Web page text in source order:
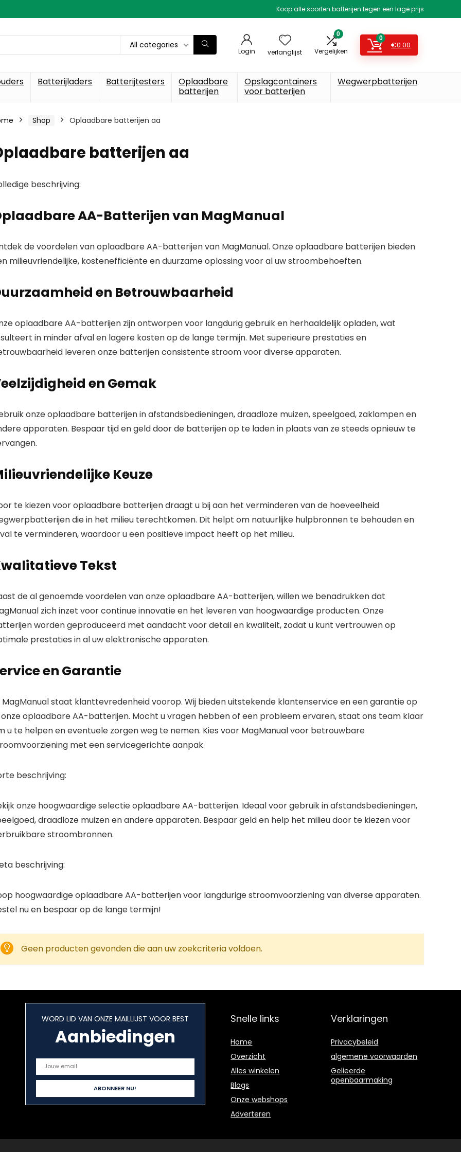
Koop alle soorten batterijen tegen een lage prijs
All categories
Login verlanglijst
0
Vergelijken
0
€0.00
Batterijladers Batterijtesters
Oplaadbare
batterijen
Opslagcontainers
voor batterijen
Wegwerpbatterijen
Shop Oplaadbare batterijen aa
batterijen aa
beschrijving:
AA-Batterijen van MagManual
de voordelen van oplaadbare AA-batterijen van MagManual. Onze oplaadbare batterijen bieden
milieuvriendelijke, kostenefficiënte en duurzame oplossing voor al uw stroombehoeften.
en Betrouwbaarheid
oplaadbare AA-batterijen zijn ontworpen voor langdurig gebruik en herhaaldelijk opladen, wat
in minder afval en lagere kosten op de lange termijn. Met superieure prestaties en
leveren onze batterijen consistente stroom voor diverse apparaten.
en Gemak
onze oplaadbare batterijen in afstandsbedieningen, draadloze muizen, speelgoed, zaklampen en
apparaten. Bespaar tijd en geld door de batterijen op te laden in plaats van ze steeds opnieuw te
Keuze
te kiezen voor oplaadbare batterijen draagt u bij aan het verminderen van de hoeveelheid
die in het milieu terechtkomen. Dit helpt om natuurlijke hulpbronnen te behouden en
te verminderen, waardoor u een positieve impact heeft op het milieu.
Tekst
de al genoemde voordelen van onze oplaadbare AA-batterijen, willen we benadrukken dat
zich inzet voor continue innovatie en het leveren van hoogwaardige producten. Onze
worden geproduceerd met aandacht voor detail en kwaliteit, zodat u kunt vertrouwen op
prestaties in al uw elektronische apparaten.
en Garantie
MagManual staat klanttevredenheid voorop. Wij bieden uitstekende klantenservice en een garantie op
oplaadbare AA-batterijen. Mocht u vragen hebben of een probleem ervaren, staat ons team klaar
u te helpen en eventuele zorgen weg te nemen. Kies voor MagManual voor betrouwbare
met een servicegerichte aanpak.
beschrijving:
onze hoogwaardige selectie oplaadbare AA-batterijen. Ideaal voor gebruik in afstandsbedieningen,
draadloze muizen en andere apparaten. Bespaar geld en help het milieu door te kiezen voor
stroombronnen.
beschrijving:
hoogwaardige oplaadbare AA-batterijen voor langdurige stroomvoorziening van diverse apparaten.
nu en bespaar op de lange termijn!
Geen producten gevonden die aan uw zoekcriteria voldoen.
WORD LID VAN ONZE MAILLIJST VOOR BEST
Aanbiedingen
Snelle links
Home
Overzicht
Alles winkelen
Blogs
Onze webshops
Adverteren
Verklaringen
Privacybeleid
algemene voorwaarden
Gelieerde
openbaarmaking